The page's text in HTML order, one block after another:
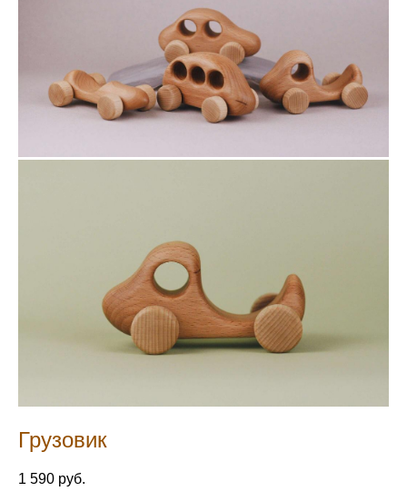
Грузовик
1 590 pуб.